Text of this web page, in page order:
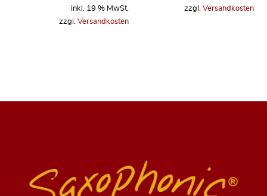
inkl. 19 % MwSt.
zzgl. Versandkosten
zzgl. Versandkosten